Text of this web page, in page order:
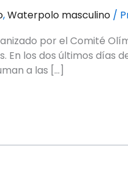
,Waterpolo masculino /
por el Comité
En los dos últimos
a las […]